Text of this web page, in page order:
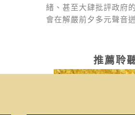
緒、甚至大肆批評政府
會在解嚴前夕多元聲音
推薦聆